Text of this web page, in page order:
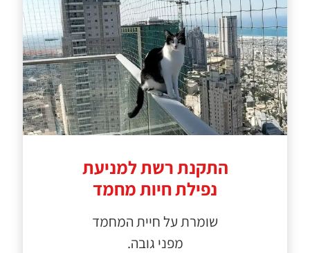
התקנת רשת למניעת
נפילת חיות מחמד
שומרת על חיית המחמד
מפני גובה.